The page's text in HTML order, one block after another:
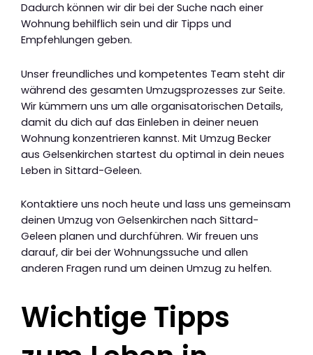
Dadurch können wir dir bei der Suche nach einer
Wohnung behilflich sein und dir Tipps und
Empfehlungen geben.
Unser freundliches und kompetentes Team steht dir
während des gesamten Umzugsprozesses zur Seite.
Wir kümmern uns um alle organisatorischen Details,
damit du dich auf das Einleben in deiner neuen
Wohnung konzentrieren kannst. Mit Umzug Becker
aus Gelsenkirchen startest du optimal in dein neues
Leben in Sittard-Geleen.
Kontaktiere uns noch heute und lass uns gemeinsam
deinen Umzug von Gelsenkirchen nach Sittard-
Geleen planen und durchführen. Wir freuen uns
darauf, dir bei der Wohnungssuche und allen
anderen Fragen rund um deinen Umzug zu helfen.
Wichtige Tipps